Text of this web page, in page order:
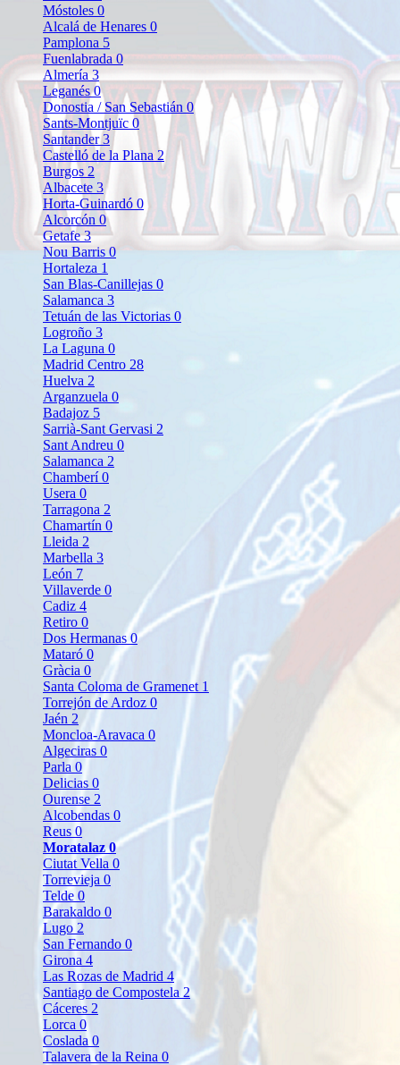
Móstoles 0
Alcalá de Henares 0
Pamplona 5
Fuenlabrada0
Almería 3
Leganés0
Donostia / San Sebastián 0
Sants-Montjuïc 0
Santander3
Castelló de la Plana2
Burgos 2
Albacete 3
Horta-Guinardó 0
Alcorcón 0
Getafe3
Nou Barris0
Hortaleza 1
San Blas-Canillejas 0
Salamanca 3
Tetuán de las Victorias 0
Logroño 3
La Laguna 0
Madrid Centro 28
Huelva 2
Arganzuela 0
Badajoz 5
Sarrià-Sant Gervasi 2
Sant Andreu 0
Salamanca 2
Chamberí0
Usera 0
Tarragona 2
Chamartín 0
Lleida 2
Marbella 3
León 7
Villaverde 0
Cadiz 4
Retiro 0
Dos Hermanas0
Mataró 0
Gràcia 0
Santa Coloma de Gramenet 1
Torrejón de Ardoz 0
Jaén 2
Moncloa-Aravaca 0
Algeciras 0
Parla 0
Delicias 0
Ourense 2
Alcobendas 0
Reus 0
Moratalaz0
Ciutat Vella 0
Torrevieja 0
Telde 0
Barakaldo 0
Lugo 2
San Fernando 0
Girona 4
Las Rozas de Madrid 4
Santiago de Compostela2
Cáceres 2
Lorca 0
Coslada 0
Talavera de la Reina 0